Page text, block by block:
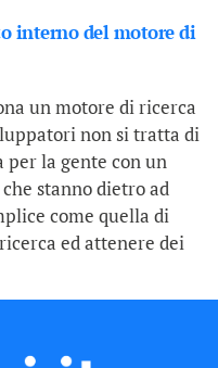
interno del motore di
un motore di ricerca
non si tratta di
la gente con un
stanno dietro ad
come quella di
ed attenere dei